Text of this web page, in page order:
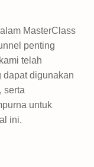
MasterClass
penting
telah
dapat digunakan
serta
untuk
ini.